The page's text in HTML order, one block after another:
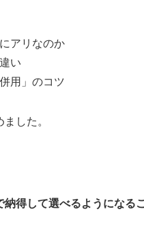
アリなのか
い
用」のコツ
した。
納得して選べるようになる